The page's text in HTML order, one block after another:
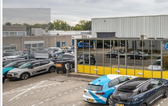
adverteren
Premium
adverteren
Blog
Registreren